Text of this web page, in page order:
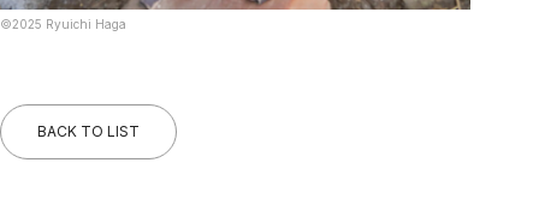
©︎2025 Ryuichi Haga
BACK TO LIST